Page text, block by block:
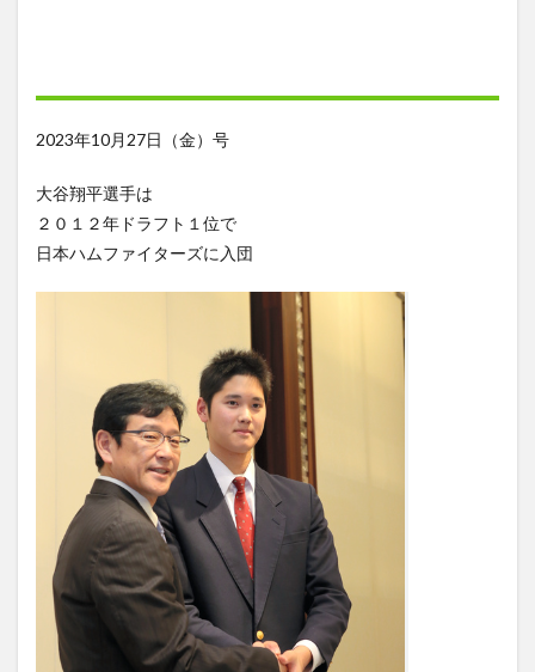
2023年10月27日（金）号
大谷翔平選手は
２０１２年ドラフト１位で
日本ハムファイターズに入団